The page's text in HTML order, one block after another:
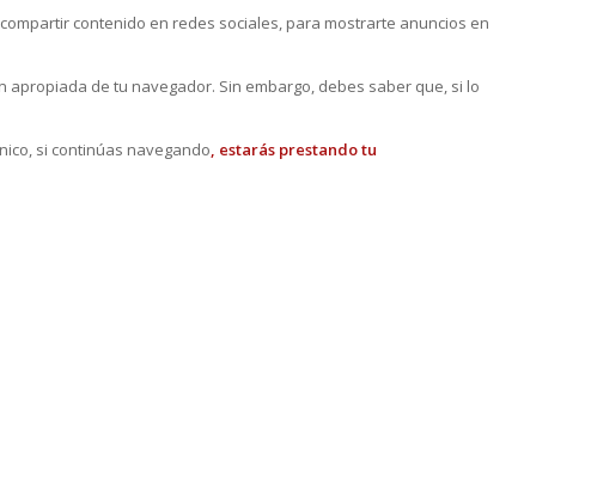
contenido en redes sociales, para mostrarte anuncios en
de tu navegador. Sin embargo, debes saber que, si lo
si continúas navegando, estarás prestando tu